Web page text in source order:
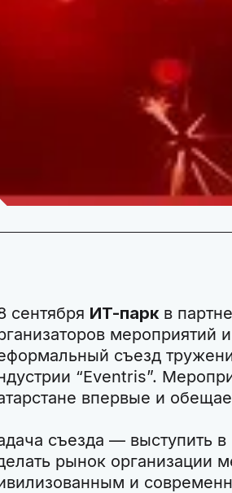
сентября ИТ-паркв
мероприятий
съезд
“Eventris”.
впервые и
съезда — выступить
рынок организации
и